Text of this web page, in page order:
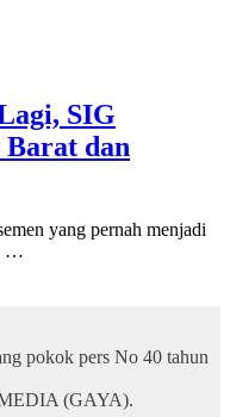
SIG
Barat dan
yang pernah menjadi
…
pokok pers No 40 tahun
(GAYA).